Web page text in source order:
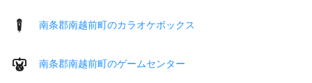
南条郡南越前町のカラオケボックス
南条郡南越前町のゲームセンター